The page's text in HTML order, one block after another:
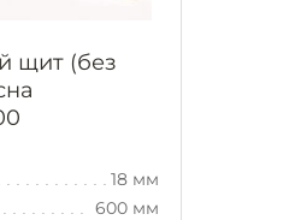
щит (без
18 мм
600 мм